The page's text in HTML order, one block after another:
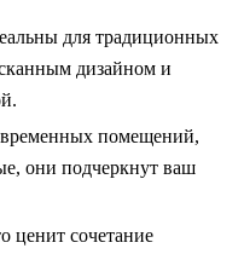
для традиционных
дизайном и
помещений,
они подчеркнут ваш
ценит сочетание